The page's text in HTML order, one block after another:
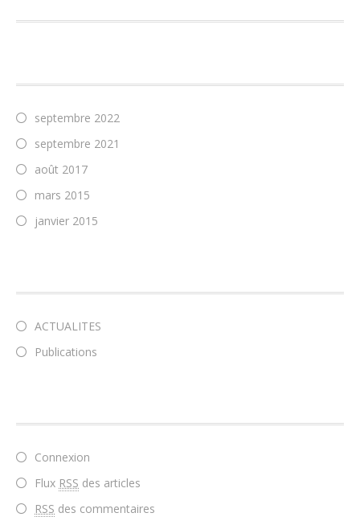
septembre 2022
septembre 2021
août 2017
mars 2015
janvier 2015
ACTUALITES
Publications
Connexion
Flux RSS des articles
RSS des commentaires